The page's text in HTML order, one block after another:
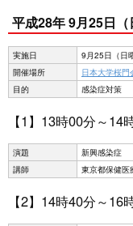
平成28年 9月25日（
実施日
9月25日（日
開催場所
日本大学桜
目的
感染症対策
【1】13時00分～14
演題
新興感染症
講師
東京都保健
【2】14時40分～16